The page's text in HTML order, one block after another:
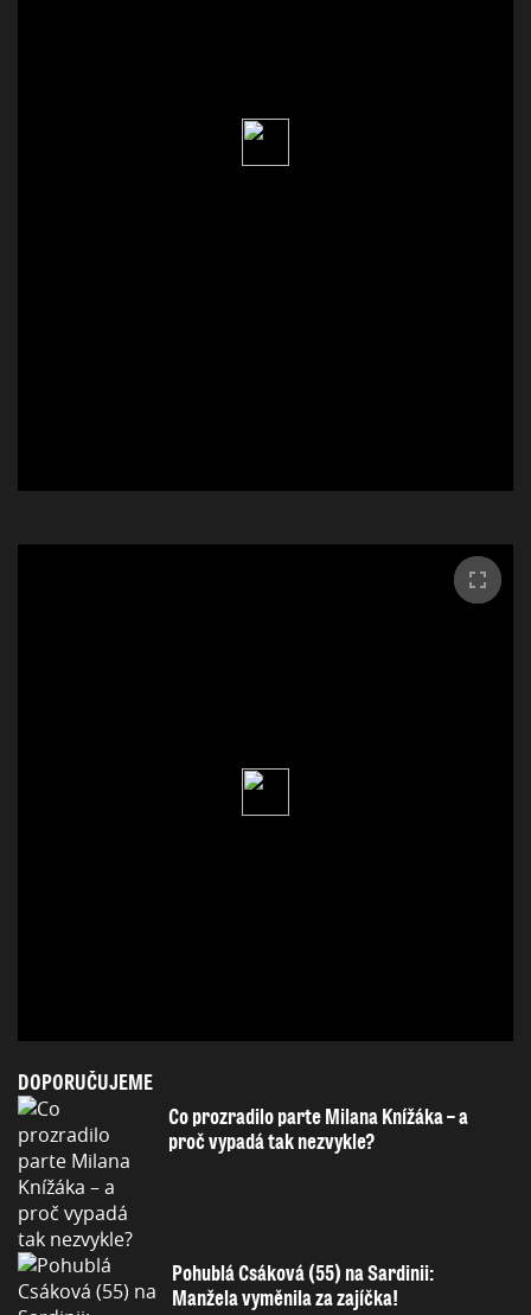
DOPORUČUJEME
Co prozradilo parte Milana Knížáka – a
proč vypadá tak nezvykle?
Pohublá Csáková (55) na Sardinii:
Manžela vyměnila za zajíčka!